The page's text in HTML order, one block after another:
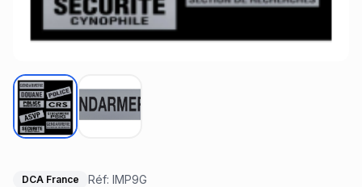
DCA France Réf: IMP9G